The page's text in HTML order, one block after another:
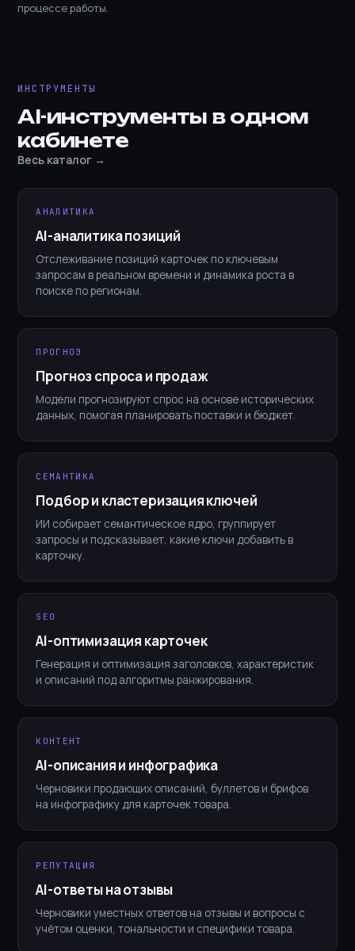
процессе работы.
ИНСТРУМЕНТЫ
AI-инструменты в одном
кабинете
Весь каталог →
АНАЛИТИКА
AI-аналитика позиций
Отслеживание позиций карточек по ключевым
запросам в реальном времени и динамика роста в
поиске по регионам.
ПРОГНОЗ
Прогноз спроса и продаж
Модели прогнозируют спрос на основе исторических
данных, помогая планировать поставки и бюджет.
СЕМАНТИКА
Подбор и кластеризация ключей
ИИ собирает семантическое ядро, группирует
запросы и подсказывает, какие ключи добавить в
карточку.
SEO
AI-оптимизация карточек
Генерация и оптимизация заголовков, характеристик
и описаний под алгоритмы ранжирования.
КОНТЕНТ
AI-описания и инфографика
Черновики продающих описаний, буллетов и брифов
на инфографику для карточек товара.
РЕПУТАЦИЯ
AI-ответы на отзывы
Черновики уместных ответов на отзывы и вопросы с
учётом оценки, тональности и специфики товара.